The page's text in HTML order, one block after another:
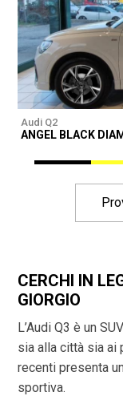
Audi Q2
ANGEL BLACK
CERCHI IN
GIORGIO
L’Audi Q3 è un
sia alla città sia ai
recenti presenta
sportiva.